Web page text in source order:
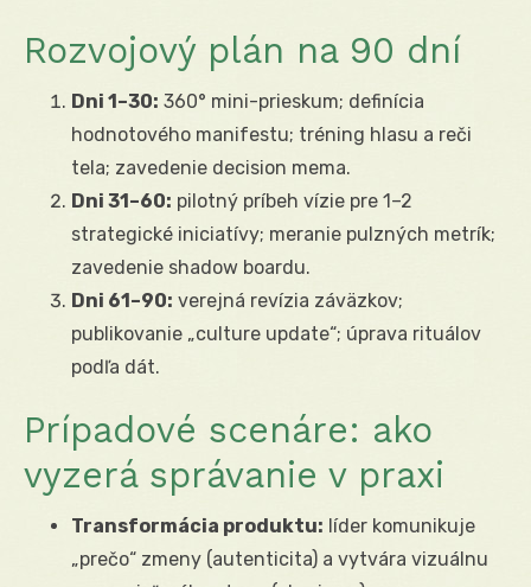
Rozvojový plán na 90 dní
Dni 1–30: 360° mini-prieskum; definícia
hodnotového manifestu; tréning hlasu a reči
tela; zavedenie decision mema.
Dni 31–60: pilotný príbeh vízie pre 1–2
strategické iniciatívy; meranie pulzných metrík;
zavedenie shadow boardu.
Dni 61–90: verejná revízia záväzkov;
publikovanie „culture update“; úprava rituálov
podľa dát.
Prípadové scenáre: ako
vyzerá správanie v praxi
Transformácia produktu: líder komunikuje
„prečo“ zmeny (autenticita) a vytvára vizuálnu